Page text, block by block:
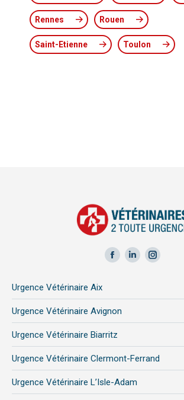
Rennes Rouen
Saint-Etienne Toulon
Facebook
in
new
window
LinkedIn
new new
Urgence Vétérinaire Aix
Urgence Vétérinaire Avignon
Urgence Vétérinaire Biarritz
Urgence Vétérinaire Clermont-Ferrand
Urgence Vétérinaire L’Isle-Adam